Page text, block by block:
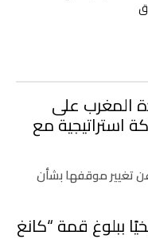
المغرب على
استراتيجية مع
تغيير موقفها بشأن
ببلوغ قمة “كانغ